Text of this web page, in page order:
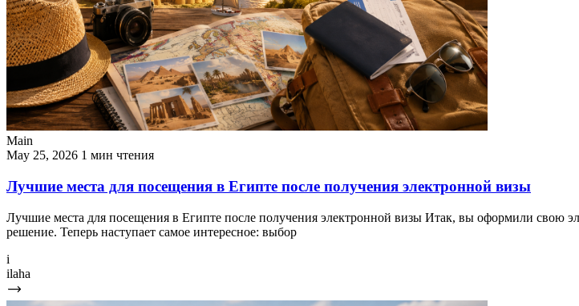
Main
May 25, 2026 1 мин чтения
Лучшие места для посещения в Египте после получения электронной визы
Лучшие места для посещения в Египте после получения электронной визы Итак, вы оформили свою
решение. Теперь наступает самое интересное: выбор
i
ilaha